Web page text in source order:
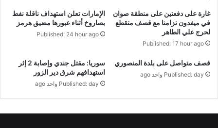
غارة على دفعتين على منطقة صوان
في ميفدون تزامنا مع قصف متقطع
لحرج علي الطاهر
Published: 17 hour ago
الإمارات تعلن استهداف ناقلة نفط
بصاروخ أثناء عبورها مضيق هرمز
Published: 24 hour ago
قصف متواصل على بلدة المنصوري
Published: day واحد ago
سوريا: مقتل جندي وإصابة 2 إثر
استهدافهم شرق دير الزور
Published: day واحد ago